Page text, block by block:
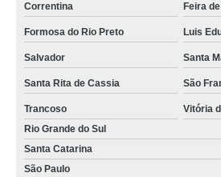
reator de vidro borosilicato Doutor Ulysses
reator de vidro laboratório cotação Contenda
reator de vidro cotação Magé
Correntina Feira
Formosa do Rio Preto Luis
Salvador Santa
Santa Rita de Cassia São
Trancoso
Vitória
Rio Grande do Sul
Santa Catarina
São Paulo